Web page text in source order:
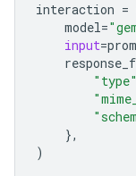
interaction =
model=
input=
"type"
},
)